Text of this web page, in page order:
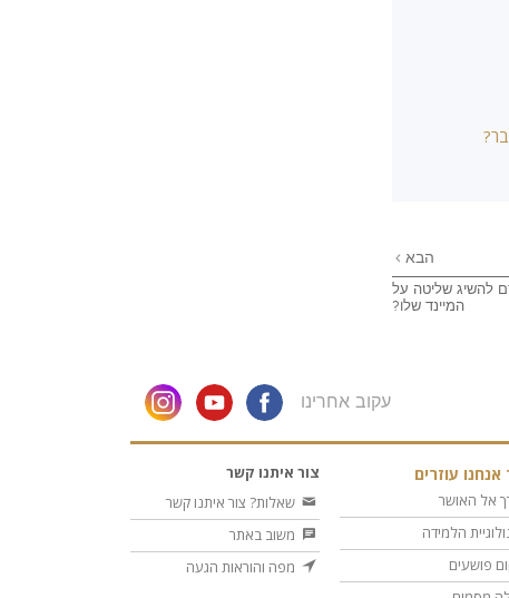
הבא
להשיג שליטה על
המיינד שלו?
עקוב אחרינו
אנחנו עוזרים
אל האושר
הלמידה
פושעים
צור איתנו קשר
שאלות? צור איתנו קשר
משוב באתר
מפה והוראות הגעה